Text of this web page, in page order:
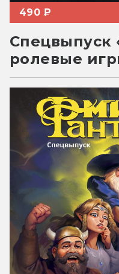
490 ₽
Спецвыпуск
ролевые